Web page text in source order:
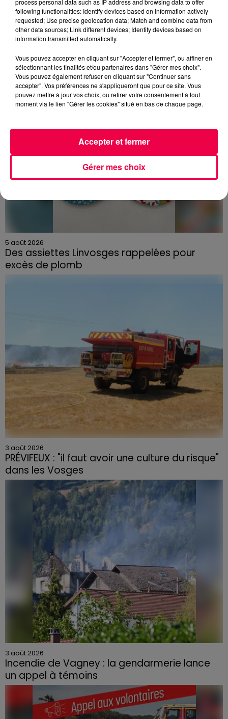
Afficher l'élément
DERNIÈRES INFOS
5 août 2026
Des assiettes Linvosges rappelées pour
excès de plomb
Du plomb a été détecté dans deux assiettes en
3 août 2026
PRÉVIFEUX : "il faut avoir une culture du risque"
dans les Vosges
3 août 2026
Incendie de Vagney : la gendarmerie lance
un appel à témoins
Le feu, parti d'une haie avant de se propager au
quartier résidentiel, avait détruit deux habitations et
contraint à l'évacuation d'une centaine de personnes.
following functionalities: Identify devices based on information actively
requested; Use precise geolocation data; Match and combine data from
other data sources; Link different devices; Identify devices based on
information transmitted automatically.
Vous pouvez accepter en cliquant sur "Accepter et fermer", ou affiner en
sélectionnant les finalités et/ou partenaires dans "Gérer mes choix".
Vous pouvez également refuser en cliquant sur "Continuer sans
accepter". Vos préférences ne s'appliqueront que pour ce site. Vous
pouvez mettre à jour vos choix, ou retirer votre consentement à tout
moment via le lien "Gérer les cookies" situé en bas de chaque page.
Gérer mes choix
Accepter et fermer